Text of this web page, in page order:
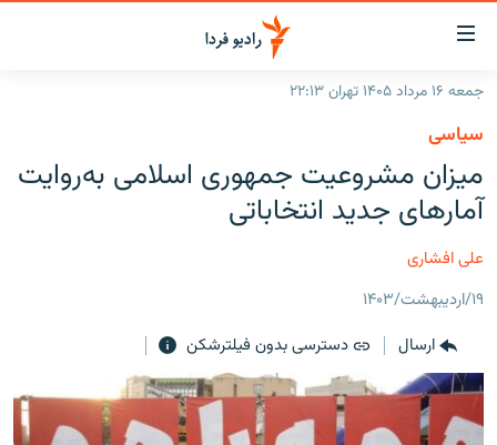
لینک‌های
قابلیت
دسترسی
بازگشت
منوی
اصلی
رفتن
صفحه
ایران
جهان
فرکانس‌ها
پادکست
چندرسانه‌ای
گزارش‌های تصویری
گزارش‌های ویدئویی
زنان فردا
English
جمعه ۱۶ مرداد ۱۴۰۵ تهران ۲۲:۱۳
سیاسی
میزان مشروعیت جمهوری اسلامی به‌روایت
آمارهای جدید انتخاباتی
علی افشاری
۱۹/اردیبهشت/۱۴۰۳
ارسال
دسترسی بدون فیلترشکن